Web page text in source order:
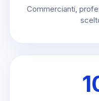
Commercianti,